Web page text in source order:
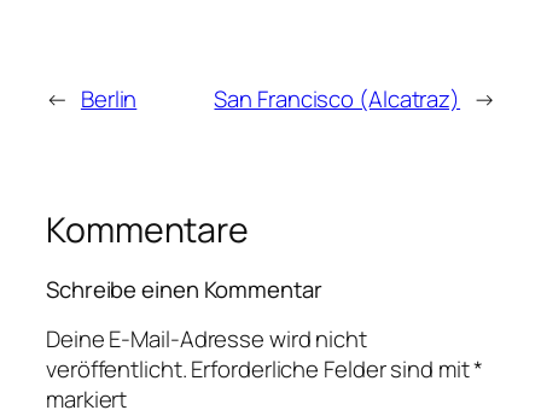
← Berlin San Francisco (Alcatraz) →
Kommentare
Schreibe einen Kommentar
Deine E-Mail-Adresse wird nicht
veröffentlicht.Erforderliche Felder sind mit*
markiert